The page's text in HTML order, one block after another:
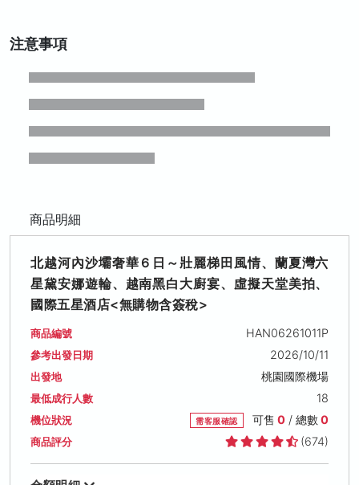
注意事項
商品明細
北越河內沙壩奢華６日～壯麗梯田風情、蘭夏灣六
星黛安娜遊輪、越南黑白大廚宴、虛擬天堂美拍、
國際五星酒店<無購物含簽稅>
商品編號 HAN06261011P
參考出發日期 2026/10/11
出發地 桃園國際機場
最低成行人數 18
機位狀況 需客服確認 可售 0/ 總數0
商品評分 (674)